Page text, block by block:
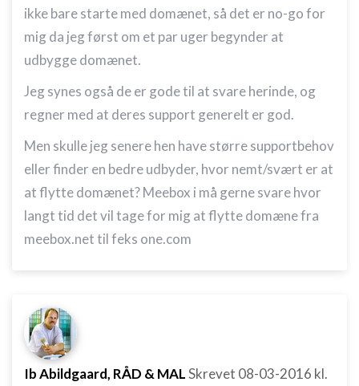
ikke bare starte med domænet, så det er no-go for
mig da jeg først om et par uger begynder at
udbygge domænet.
Jeg synes også de er gode til at svare herinde, og
regner med at deres support generelt er god.
Men skulle jeg senere hen have større supportbehov
eller finder en bedre udbyder, hvor nemt/svært er at
at flytte domænet? Meebox i må gerne svare hvor
langt tid det vil tage for mig at flytte domæne fra
meebox.net til feks one.com
Ib Abildgaard, RÅD & MALSkrevet 08-03-2016 kl.